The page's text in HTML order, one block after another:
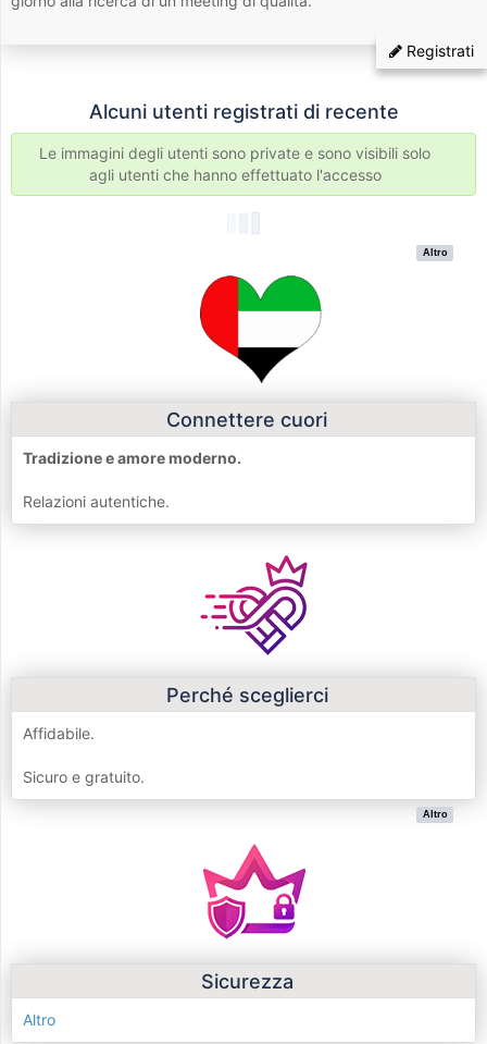
Registrati
Alcuni utenti registrati di recente
Le immagini degli utenti sono private e sono visibili solo
agli utenti che hanno effettuato l'accesso
Altro
Connettere cuori
Tradizione e amore moderno.
Relazioni autentiche.
Perché sceglierci
Affidabile.
Sicuro e gratuito.
Altro
Sicurezza
Altro